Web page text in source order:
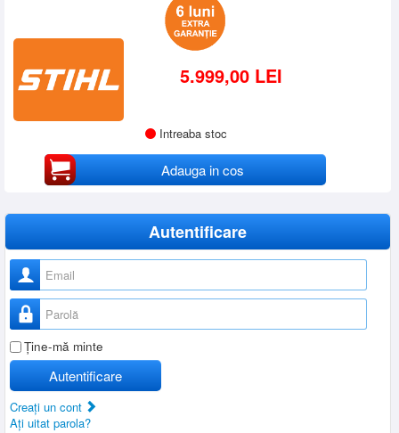
5.999,00 LEI
Intreaba stoc
Adauga in cos
Autentificare
Nume utilizator
Parolă
Ţine-mă minte
Autentificare
Creaţi un cont
Aţi uitat parola?